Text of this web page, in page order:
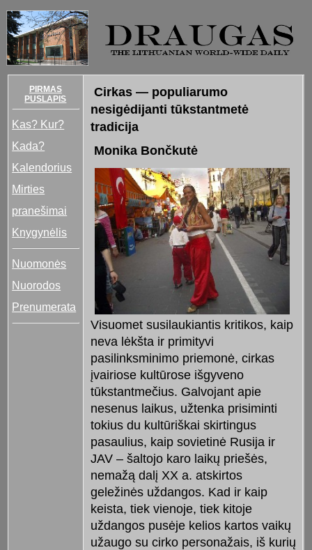
PIRMAS
PUSLAPIS
Kas? Kur?
Kada?
Kalendorius
Mirties
pranešimai
Knygynėlis
Nuomonės
Nuorodos
Prenumerata
Cirkas — populiarumo
nesigėdijanti tūkstantmetė
tradicija
Monika Bončkutė
Visuomet susilaukiantis kritikos, kaip
neva lėkšta ir primityvi
pasilinksminimo priemonė, cirkas
įvairiose kultūrose išgyveno
tūkstantmečius. Galvojant apie
nesenus laikus, užtenka prisiminti
tokius du kultūriškai skirtingus
pasaulius, kaip sovietinė Rusija ir
JAV –šaltojo karo laikų priešės,
nemažą dalį XX a. atskirtos
geležinės uždangos. Kad ir kaip
keista, tiek vienoje, tiek kitoje
uždangos pusėje kelios kartos vaikų
užaugo su cirko personažais, iš kurių